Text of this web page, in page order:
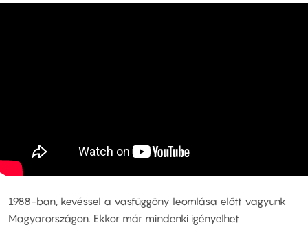
1988-ban, kevéssel a vasfüggöny leomlása előtt vagyunk
Magyarországon. Ekkor már mindenki igényelhet